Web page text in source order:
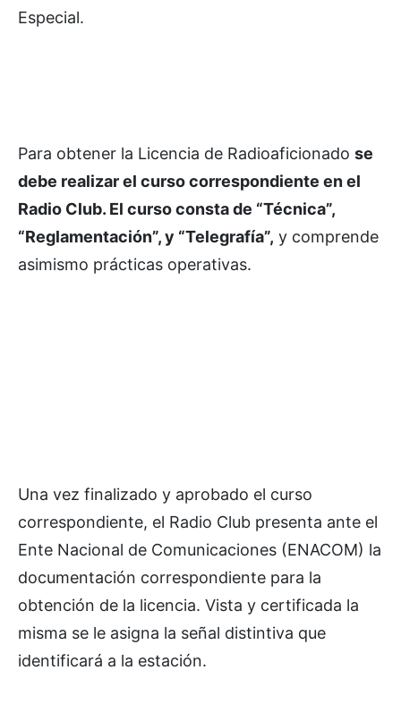
Especial.
Para obtener la Licencia de Radioaficionado se
debe realizar el curso correspondiente en el
Radio Club. El curso consta de “Técnica”,
“Reglamentación”, y “Telegrafía”, y comprende
asimismo prácticas operativas.
Una vez finalizado y aprobado el curso
correspondiente, el Radio Club presenta ante el
Ente Nacional de Comunicaciones (ENACOM) la
documentación correspondiente para la
obtención de la licencia. Vista y certificada la
misma se le asigna la señal distintiva que
identificará a la estación.